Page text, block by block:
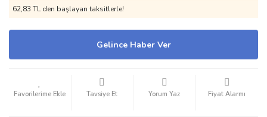
62,83 TL den başlayan taksitlerle!
Gelince Haber Ver
Tavsiye Et Yorum Yaz Fiyat Alarmı